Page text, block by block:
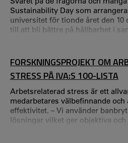
Sustainability Day som
universitet för tionde året den 10
till att bli bättre på hållbarhet i
till elkraft en utmaning och
kämpat mot höga utsläpp och
FORSKNINGSPROJEKT OM
STRESS PÅ IVA:S 100-LISTA
Arbetsrelaterad stress är ett
medarbetares välbefinnande och
effektivitet. – Vi använder
lösningar vilket ger objektiva